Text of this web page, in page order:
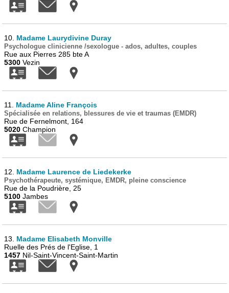
10. Madame Laurydivine Duray
Psychologue clinicienne /sexologue - ados, adultes, couples
Rue aux Pierres 285 bte A
5300 Vezin
11. Madame Aline François
Spécialisée en relations, blessures de vie et traumas (EMDR)
Rue de Fernelmont, 164
5020 Champion
12. Madame Laurence de Liedekerke
Psychothérapeute, systémique, EMDR, pleine conscience
Rue de la Poudrière, 25
5100 Jambes
13. Madame Elisabeth Monville
Ruelle des Prés de l'Eglise, 1
1457 Nil-Saint-Vincent-Saint-Martin